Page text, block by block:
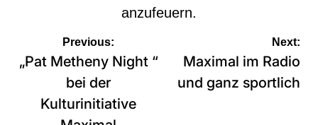
anzufeuern.
Beitragsnavigation
Previous:
„Pat Metheny Night “
bei der
Kulturinitiative
Next:
Maximal im Radio
und ganz sportlich